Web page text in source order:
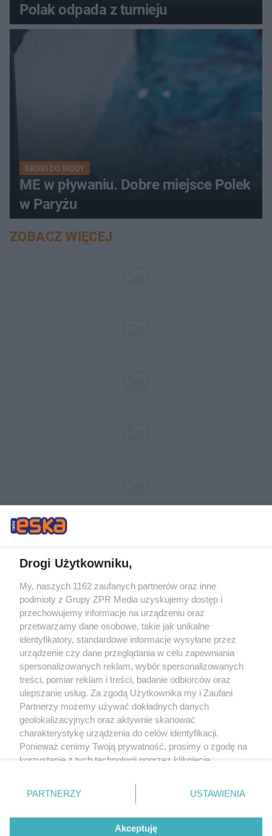
Polak odpada z turnieju
SKOKI DO WODY
ME w pływaniu. Dobre miejsce Polek
w Paryżu
ZOBACZ WIĘCEJ
Żaden utwór zamieszczony w serwisie nie może być powielany i
rozpowszechniany lub dalej rozpowszechniany w jakikolwiek sposób (w
tym także elektroniczny lub mechaniczny) na jakimkolwiek polu
eksploatacji w jakiejkolwiek formie, włącznie z umieszczaniem w Internecie
bez pisemnej zgody właściciela praw. Jakiekolwiek użycie lub
wykorzystanie utworów w całości lub w części z naruszeniem prawa, tzn.
bez właściwej zgody, jest zabronione pod groźbą kary i może być ścigane
prawnie.
O nas
Drogi Użytkowniku,
My, naszych 1162 zaufanych partnerów oraz inne
podmioty z Grupy ZPR Media uzyskujemy dostęp i
przechowujemy informacje na urządzeniu oraz
przetwarzamy dane osobowe, takie jak unikalne
identyfikatory, standardowe informacje wysyłane przez
urządzenie czy dane przeglądania w celu zapewniania
spersonalizowanych reklam, wybór spersonalizowanych
treści, pomiar reklam i treści, badanie odbiorców oraz
ulepszanie usług. Za zgodą Użytkownika my i Zaufani
Partnerzy możemy używać dokładnych danych
geolokalizacyjnych oraz aktywnie skanować
charakterystykę urządzenia do celów identyfikacji.
Ponieważ cenimy Twoją prywatność, prosimy o zgodę na
korzystanie z tych technologii poprzez kliknięcie
zmienić/wycofać klikając przycisk ustawień prywatności
znajdujący się w lewym dolnym rogu strony
rodzaje przetwarzania danych nie wymagają zgody
użytkownika, ale masz prawo sprzeciwić się takiemu
PARTNERZY USTAWIENIA
Akceptuję